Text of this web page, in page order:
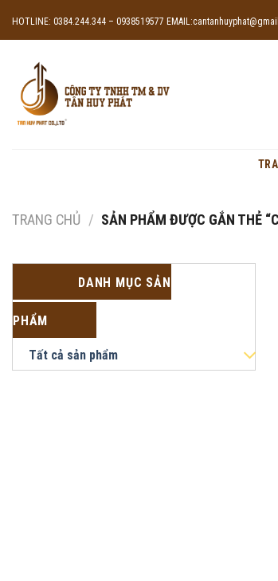
HOTLINE: 0384.244.344 – 0938519577
TRANG CHỦ / SẢN PHẨM ĐƯỢC GẮN THẺ
DANH MỤC SẢN
PHẨM
Tất cả sản phẩm